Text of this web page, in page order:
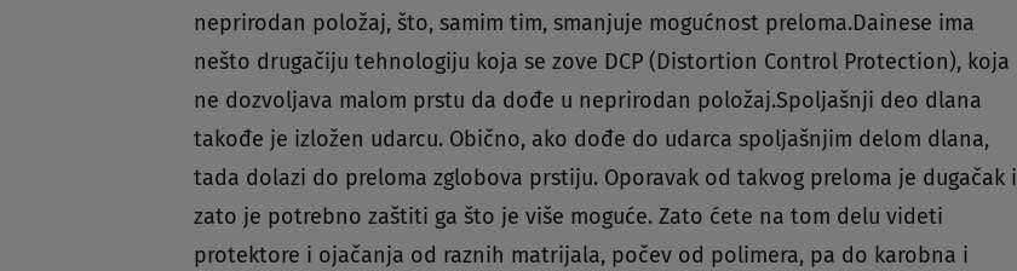
neprirodan položaj, što, samim tim, smanjuje mogućnost preloma.Dainese ima
nešto drugačiju tehnologiju koja se zove DCP (Distortion Control Protection), koja
ne dozvoljava malom prstu da dođe u neprirodan položaj.Spoljašnji deo dlana
takođe je izložen udarcu. Obično, ako dođe do udarca spoljašnjim delom dlana,
tada dolazi do preloma zglobova prstiju. Oporavak od takvog preloma je dugačak i
zato je potrebno zaštiti ga što je više moguće. Zato ćete na tom delu videti
protektore i ojačanja od raznih matrijala, počev od polimera, pa do karobna i